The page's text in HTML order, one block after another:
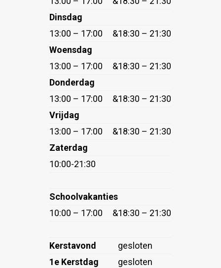
Dinsdag
13:00 – 17:00
&18:30 – 21:30
Woensdag
13:00 – 17:00
&18:30 – 21:30
Donderdag
13:00 – 17:00
&18:30 – 21:30
Vrijdag
13:00 – 17:00
&18:30 – 21:30
Zaterdag
10:00-21:30
Schoolvakanties
10:00 – 17:00
&18:30 – 21:30
Kerstavond
gesloten
1e Kerstdag
gesloten